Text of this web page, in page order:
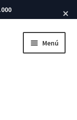
Buscar libros
×
Menú